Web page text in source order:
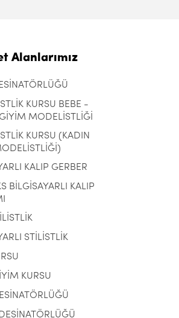
Alanlarımız
KURSU BEBE -
MODELİSTLİĞİ
KURSU (KADIN
KALIP GERBER
BİLGİSAYARLI KALIP
STİLİSTLİK
KURSU